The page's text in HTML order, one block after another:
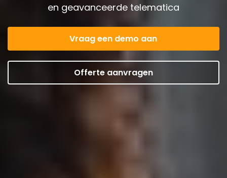
en geavanceerde telematica
Vraag een demo aan
Offerte aanvragen
Verwijs iemand door
en krijg een maand
gratis